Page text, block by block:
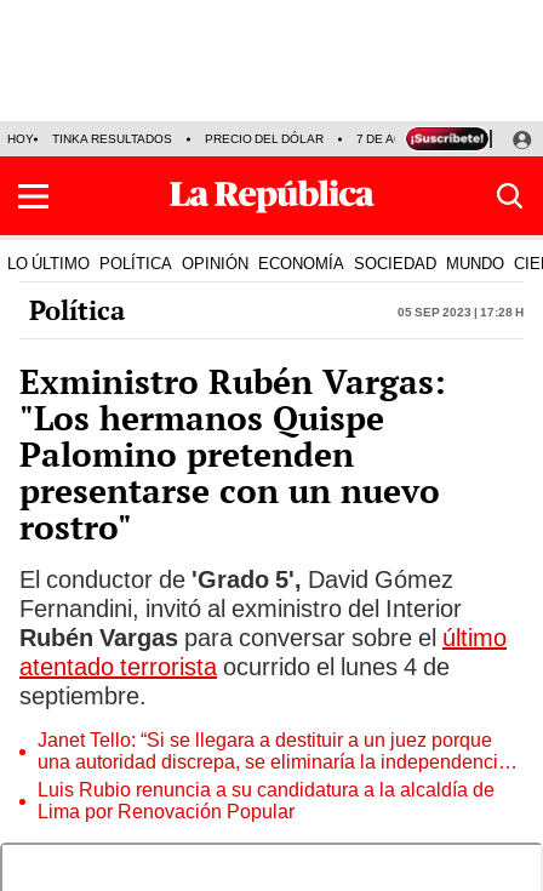
HOY TINKA RESULTADOS PRECIO DEL DÓLAR 7 DE AGOSTO OLLANTA
LO ÚLTIMO POLÍTICA OPINIÓN ECONOMÍA SOCIEDAD MUNDO
Política 05 Sep 2023 | 17:28 h
Exministro Rubén Vargas:
"Los hermanos Quispe
Palomino pretenden
presentarse con un nuevo
rostro"
El conductor de 'Grado 5', David Gómez
Fernandini, invitó al exministro del Interior
Rubén Vargas para conversar sobre el último
atentado terroristaocurrido el lunes 4 de
septiembre.
Janet Tello: “Si se llegara a destituir a un juez porque
una autoridad discrepa, se eliminaría la independencia
judicial”
Luis Rubio renuncia a su candidatura a la alcaldía de
Lima por Renovación Popular